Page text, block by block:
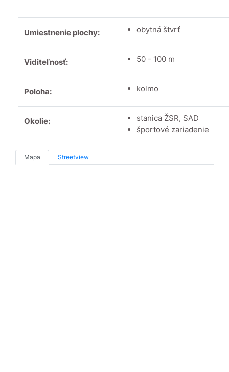
Umiestnenie plochy: obytná štvrť
Viditeľnosť: 50 - 100 m
Poloha: kolmo
Okolie:
stanica ŽSR, SAD
športové zariadenie
Mapa Streetview